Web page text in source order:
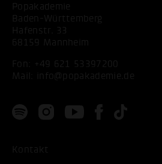
Popakademie
Baden-Württemberg
Hafenstr. 33
68159 Mannheim
Fon:
+49 621 53397200
Mail:
info@popakademie.de
Kontakt